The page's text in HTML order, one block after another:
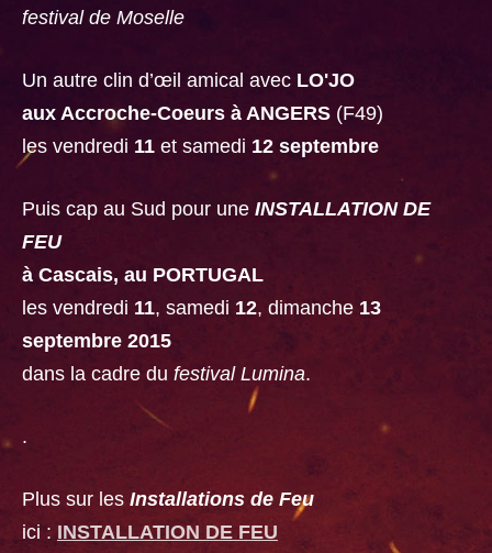
festival de Moselle
Un autre clin d’œil amical avec LO'JO
aux Accroche-Coeurs à ANGERS (F49)
les vendredi 11 et samedi 12 septembre
Puis cap au Sud pour une INSTALLATION DE
FEU
à Cascais, au PORTUGAL
les vendredi 11, samedi 12, dimanche 13
septembre 2015
dans la cadre du festival Lumina.
.
Plus sur les Installations de Feu
ici : INSTALLATION DE FEU